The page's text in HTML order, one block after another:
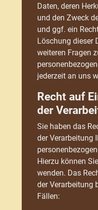
Daten, deren
und den Zweck
und ggf. ein
Löschung dieser
weiteren Fragen
jederzeit an uns
Recht auf
der
Sie haben das
der Verarbeitung
Hierzu können
wenden. Das
der Verarbeitung
Fällen: